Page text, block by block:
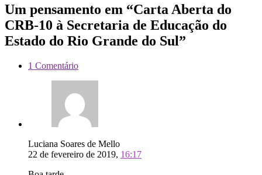
Um pensamento em “Carta Aberta do
CRB-10 à Secretaria de Educação do
Estado do Rio Grande do Sul”
1 Comentário
Luciana Soares de Mello
22 de fevereiro de 2019, 16:17